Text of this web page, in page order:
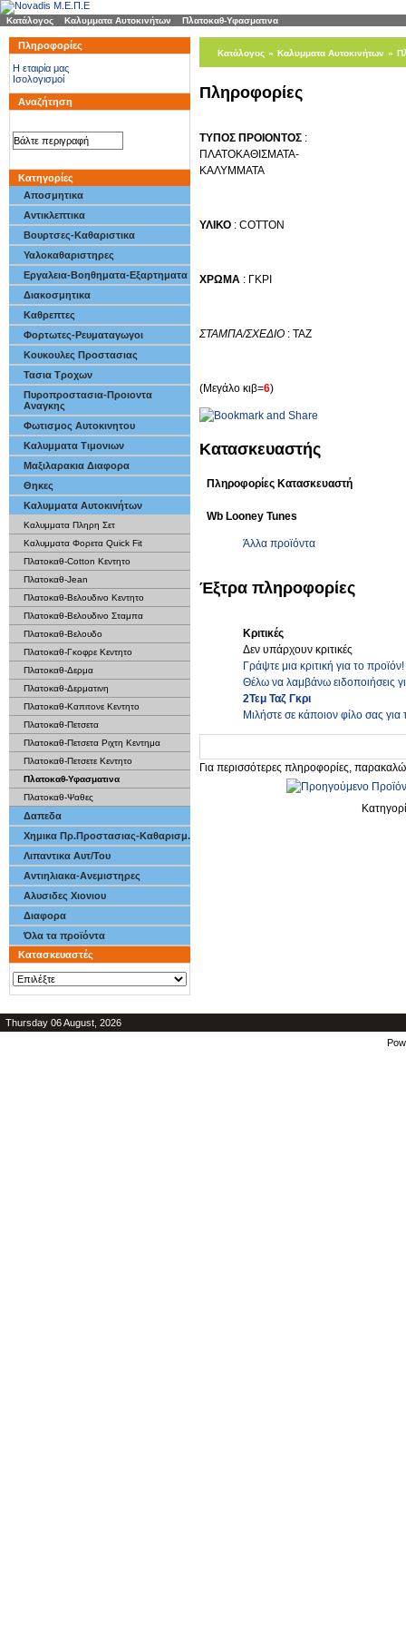
Κατάλογος Καλυμματα Αυτοκινήτων Πλατοκαθ-Υφασματινα
Πληροφορίες
H εταιρία μας
Ισολογισμοί
Αναζήτηση
Κατηγορίες
Αποσμητικα
Αντικλεπτικα
Βουρτσες-Καθαριστικα
Υαλοκαθαριστηρες
Εργαλεια-Βοηθηματα-Εξαρτηματα
Διακοσμητικα
Καθρεπτες
Φορτωτες-Ρευματαγωγοι
Κουκουλες Προστασιας
Τασια Τροχων
Πυροπροστασια-Προιοντα
Αναγκης
Φωτισμος Αυτοκινητου
Καλυμματα Τιμονιων
Μαξιλαρακια Διαφορα
Θηκες
Καλυμματα Αυτοκινήτων
Καλυμματα Πληρη Σετ
Καλυμματα Φορετα Quick Fit
Πλατοκαθ-Cotton Κεντητο
Πλατοκαθ-Jean
Πλατοκαθ-Βελουδινο Κεντητο
Πλατοκαθ-Βελουδινο Σταμπα
Πλατοκαθ-Βελουδο
Πλατοκαθ-Γκοφρε Κεντητο
Πλατοκαθ-Δερμα
Πλατοκαθ-Δερματινη
Πλατοκαθ-Καπιτονε Κεντητο
Πλατοκαθ-Πετσετα
Πλατοκαθ-Πετσετα Ριχτη Κεντημα
Πλατοκαθ-Πετσετε Κεντητο
Πλατοκαθ-Υφασματινα
Πλατοκαθ-Ψαθες
Δαπεδα
Χημικα Πρ.Προστασιας-Καθαρισμ.
Λιπαντικα Αυτ/Του
Αντιηλιακα-Ανεμιστηρες
Αλυσιδες Χιονιου
Διαφορα
Όλα τα προϊόντα
Κατασκευαστές
Κατάλογος » Καλυμματα Αυτοκινήτων »
Πληροφορίες
ΤΥΠΟΣ ΠΡΟΙΟΝΤΟΣ :
ΠΛΑΤΟΚΑΘΙΣΜΑΤΑ-
ΚΑΛΥΜΜΑΤΑ
ΥΛΙΚΟ : COTTON
ΧΡΩΜΑ : ΓΚΡΙ
ΣΤΑΜΠΑ/ΣΧΕΔΙΟ : TAZ
(Μεγάλο κιβ=6)
Κατασκευαστής
Πληροφορίες Κατασκευαστή
Wb Looney Tunes
Άλλα προϊόντα
Έξτρα πληροφορίες
Κριτικές
Δεν υπάρχουν κριτικές
Γράψτε μια κριτική για το προϊόν!
Θέλω να λαμβάνω ειδοποιήσεις
2Τεμ Ταζ Γκρι
Μιλήστε σε κάποιον φίλο σας για
Για περισσότερες πληροφορίες, παρακαλώ
Thursday 06 August, 2026